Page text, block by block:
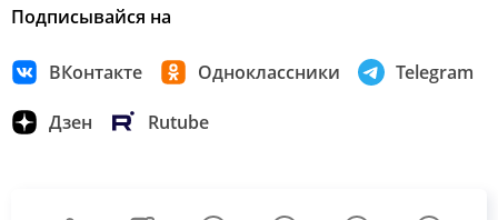
Подписывайся на
ВКонтакте Одноклассники Telegram
Дзен Rutube